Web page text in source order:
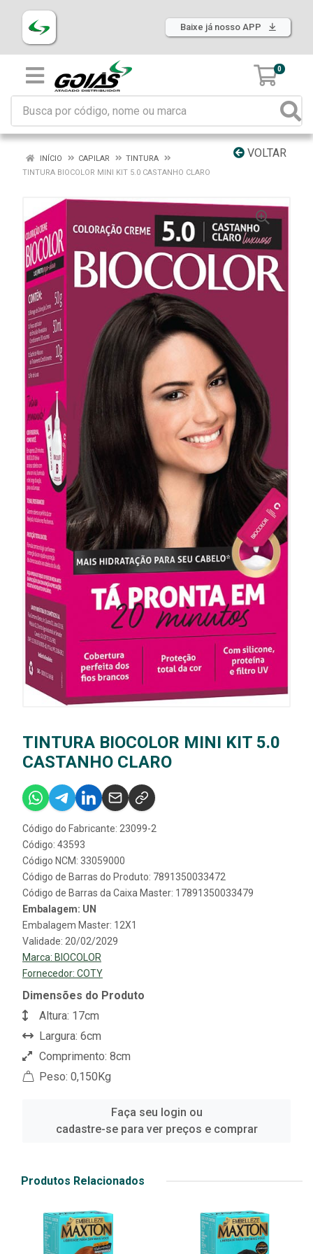
Baixe já nosso APP
0
VOLTAR
INÍCIO CAPILAR
TINTURA
TINTURA BIOCOLOR MINI KIT 5.0 CASTANHO CLARO
TINTURA BIOCOLOR MINI KIT 5.0
CASTANHO CLARO
Código do Fabricante: 23099-2
Código: 43593
Código NCM: 33059000
Código de Barras do Produto: 7891350033472
Código de Barras da Caixa Master: 17891350033479
Embalagem: UN
Embalagem Master: 12X1
Validade: 20/02/2029
Marca: BIOCOLOR
Fornecedor: COTY
Dimensões do Produto
Altura: 17cm
Largura: 6cm
Comprimento: 8cm
Peso: 0,150Kg
Faça seu login ou
cadastre-se para ver preços e comprar
Produtos Relacionados